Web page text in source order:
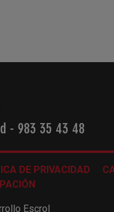
- 983 35 43 48
DE PRIVACIDAD
Escrol